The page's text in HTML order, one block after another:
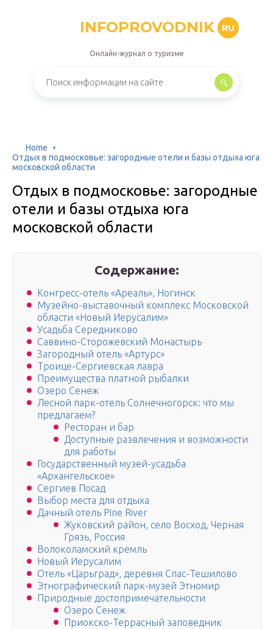
INFOPROVODNIK RU
Онлайн-журнал о туризме
Home
Отдых в подмосковье: загородные отели и базы отдыха юга
московской области
Отдых в подмосковье: загородные
отели и базы отдыха юга
московской области
Содержание:
Конгресс-отель «Ареаль», Ногинск
Музейно-выставочный комплекс Московской
области «Новый Иерусалим»
Усадьба Середниково
Саввино-Сторожевский Монастырь
Загородный отель «Артурс»
Троице-Сергиевская лавра
Преимущества платной рыбалки
Озеро Сенеж
Лесной парк-отель Солнечногорск: что мы
предлагаем?
Ресторан и бар
Доступные развлечения и возможности
для работы
Государственный музей-усадьба
«Архангельское»
Сергиев Посад
Выбор места для отдыха
Дачный отель Pine River
Жуковский район, село Восход, Черная
Грязь, Россия
Волоколамский кремль
Новый Иерусалим
Отель «Царьград», деревня Спас-Тешилово
Этнографический парк-музей Этномир
Природные достопримечательности
Озеро Сенеж
Приокско-Террасный заповедник